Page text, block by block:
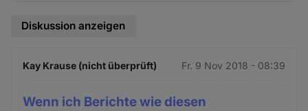
Diskussion anzeigen
Kay Krause (nicht überprüft) Fr. 9 Nov 2018 - 08:39
Wenn ich Berichte wie diesen